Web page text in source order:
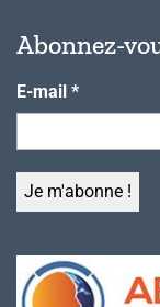
Abonnez-
E-mail *